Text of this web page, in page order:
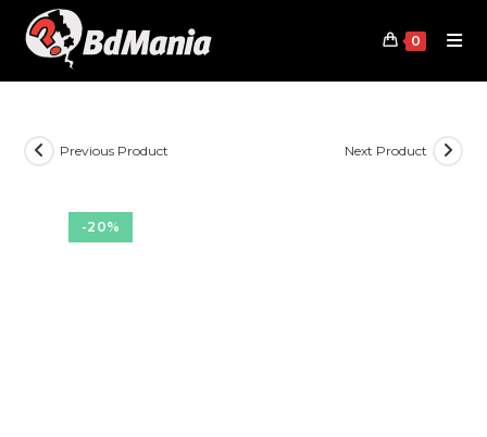
content
0
-20%
Previous Product Next Product